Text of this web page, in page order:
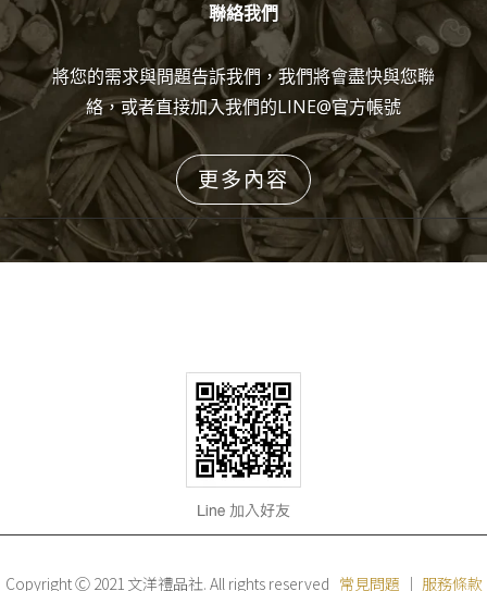
聯絡我們
將您的需求與問題告訴我們，我們將會盡快與您聯
絡，或者直接加入我們的LINE@官方帳號
更多內容
Copyright Ⓒ 2021 文洋禮品社. All rights reserved 常見問題 ｜ 服務條款